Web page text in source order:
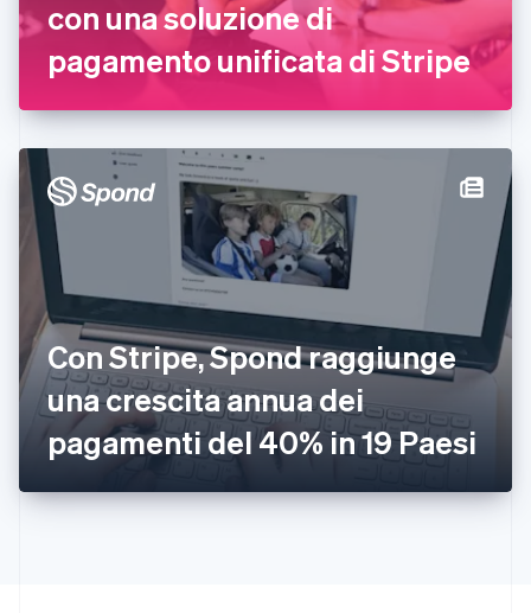
con una soluzione di
pagamento unificata di Stripe
Con Stripe, Spond raggiunge
una crescita annua dei
pagamenti del 40% in 19 Paesi
Finlandia
Svenska
Francia
English
Germania
Giappone
日本語English
Gibilterra
India
English
Irlanda
English
Italia
ItalianoEnglish
Lettonia
English
Liechtenstein